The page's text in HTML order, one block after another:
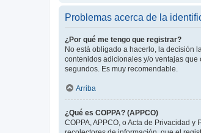
Problemas acerca de la
¿Por qué me tengo que registrar?
No está obligado a hacerlo, la decisión
contenidos adicionales y/o ventajas
segundos. Es muy recomendable.
Arriba
¿Qué es COPPA? (APPCO)
COPPA, APPCO, o Acta de Privacidad